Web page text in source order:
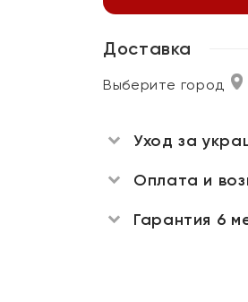
Доставка
Выберите город
Уход за
Оплата и
Гарантия 6